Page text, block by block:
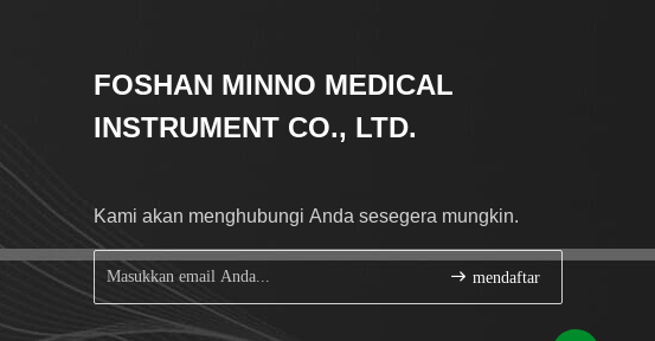
FOSHAN MINNO MEDICAL
INSTRUMENT CO., LTD.
Kami akan menghubungi Anda sesegera mungkin.
mendaftar